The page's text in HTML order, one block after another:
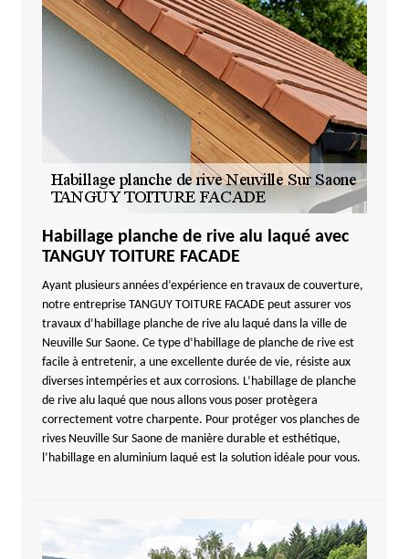
Habillage planche de rive alu laqué avec
TANGUY TOITURE FACADE
Ayant plusieurs années d’expérience en travaux de couverture,
notre entreprise TANGUY TOITURE FACADE peut assurer vos
travaux d’habillage planche de rive alu laqué dans la ville de
Neuville Sur Saone. Ce type d’habillage de planche de rive est
facile à entretenir, a une excellente durée de vie, résiste aux
diverses intempéries et aux corrosions. L’habillage de planche
de rive alu laqué que nous allons vous poser protègera
correctement votre charpente. Pour protéger vos planches de
rives Neuville Sur Saone de manière durable et esthétique,
l’habillage en aluminium laqué est la solution idéale pour vous.